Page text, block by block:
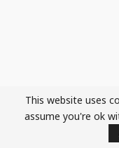
This website uses
assume you're ok